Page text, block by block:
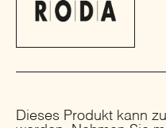
Dieses Produkt kann